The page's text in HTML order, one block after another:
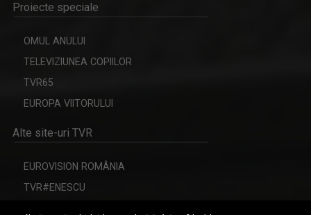
ANCA MAZILU
Cu o experienţă de peste 20 ani în ...
Proiecte speciale
OMUL ANULUI
TELEVIZIUNEA COPIILOR
TVR65
EUROPA VIITORULUI
Alte site-uri TVR
EUROVISION ROMÂNIA
TVR#ENESCU